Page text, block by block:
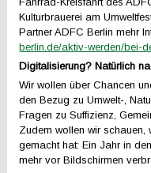
Kulturbrauerei am
Partner ADFC Berlin mehr
berlin.de/aktiv-werden/bei-
Digitalisierung? Natürlich
Wir wollen über Chancen
den Bezug zu Umwelt-,
Fragen zu Suffizienz,
Zudem wollen wir
gemacht hat: Ein Jahr in
mehr vor Bildschirmen